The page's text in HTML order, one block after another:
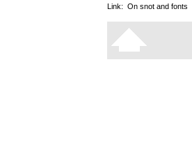
Link: On snot and fonts